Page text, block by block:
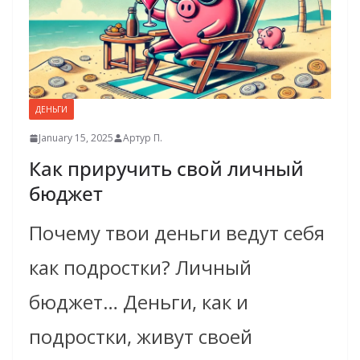
ДЕНЬГИ
January 15, 2025 Артур П.
Как приручить свой личный
бюджет
Почему твои деньги ведут себя
как подростки? Личный
бюджет… Деньги, как и
подростки, живут своей